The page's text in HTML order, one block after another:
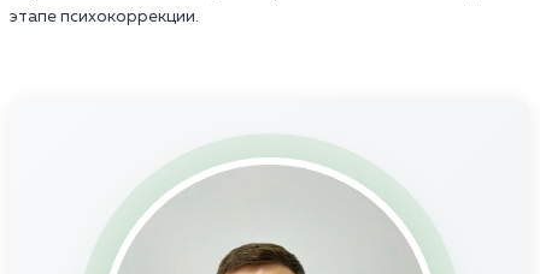
этапе психокоррекции.